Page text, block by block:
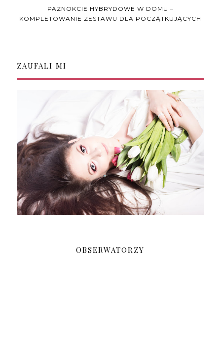
PAZNOKCIE HYBRYDOWE W DOMU –
KOMPLETOWANIE ZESTAWU DLA POCZĄTKUJĄCYCH
ZAUFALI MI
OBSERWATORZY